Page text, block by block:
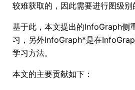
较难获取的，因此需要进行图级别
基于此，本文提出的InfoGraph侧
习，另外InfoGraph*是在
学习方法。
本文的主要贡献如下：